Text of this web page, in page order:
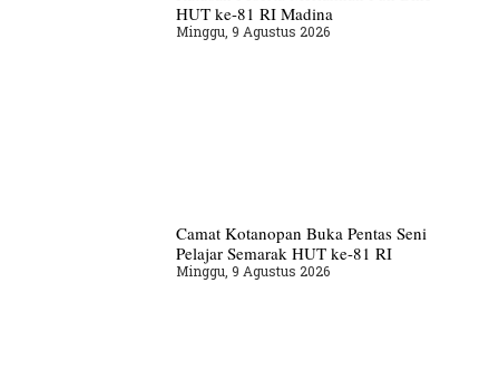
HUT ke-81 RI Madina
Minggu, 9 Agustus 2026
Camat Kotanopan Buka Pentas Seni
Pelajar Semarak HUT ke-81 RI
Minggu, 9 Agustus 2026